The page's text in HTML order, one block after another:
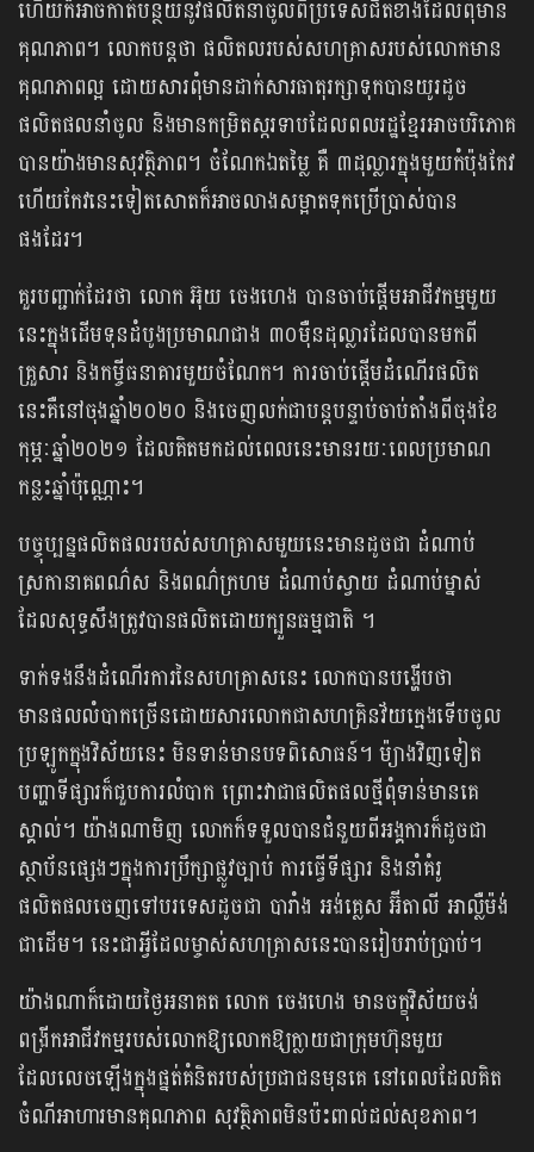
ហើយក៏អាចកាត់បន្ថយនូវផលិតនាំចូលពីប្រទេសជិតខាងដែលពុំមាន
គុណភាព។ លោកបន្តថា ផលិតលរបស់សហគ្រាសរបស់លោកមាន
គុណភាពល្អ ដោយសារពុំមានដាក់សារធាតុរក្សាទុកបានយូរដូច
ផលិតផលនាំចូល និងមានកម្រិតស្ករទាបដែលពលរដ្ឋខ្មែរអាចបរិភោគ
បានយ៉ាងមានសុវត្ថិភាព។ ចំណែកឯតម្លៃ គឺ ៣ដុល្លារក្នុងមួយកំប៉ុងកែវ
ហើយកែវនេះទៀតសោតក៏អាចលាងសម្អាតទុកប្រើប្រាស់បាន
ផងដែរ។
គួរបញ្ជាក់ដែរថា លោក អ៊ុយ ចេងហេង បានចាប់ផ្ដើមអាជីវកម្មមួយ
នេះក្នុងដើមទុនដំបូងប្រមាណជាង ៣០ម៉ឺនដុល្លារដែលបានមកពី
គ្រួសារ និងកម្ចីធនាគារមួយចំណែក។ ការចាប់ផ្ដើមដំណើរផលិត
នេះគឺនៅចុងឆ្នាំ២០២០ និងចេញលក់ជាបន្តបន្ទាប់ចាប់តាំងពីចុងខែ
កុម្ភៈឆ្នាំ២០២១ ដែលគិតមកដល់ពេលនេះមានរយៈពេលប្រមាណ
កន្លះឆ្នាំប៉ុណ្ណោះ។
បច្ចុប្បន្នផលិតផលរបស់សហគ្រាសមួយនេះមានដូចជា ដំណាប់
ស្រកានាគពណ៌ស និងពណ៌ក្រហម ដំណាប់ស្វាយ ដំណាប់ម្នាស់
ដែលសុទ្ធសឹងត្រូវបានផលិតដោយក្បួនធម្មជាតិ ។
ទាក់ទងនឹងដំណើរការនៃសហគ្រាសនេះ លោកបានបង្ហើបថា
មានផលលំបាកច្រើនដោយសារលោកជាសហគ្រិនវ័យក្មេងទើបចូល
ប្រឡូកក្នុងវិស័យនេះ មិនទាន់មានបទពិសោធន៍។ ម៉្យាងវិញទៀត
បញ្ហាទីផ្សារក៏ជួបការលំបាក ព្រោះវាជាផលិតផលថ្មីពុំទាន់មានគេ
ស្គាល់។ យ៉ាងណាមិញ លោកក៏ទទួលបានជំនួយពីអង្គការក៏ដូចជា
ស្ថាប័នផ្សេងៗក្នុងការប្រឹក្សាផ្លូវច្បាប់ ការធ្វើទីផ្សារ និងនាំគំរូ
ផលិតផលចេញទៅបរទេសដូចជា បារាំង អង់គ្លេស អ៊ីតាលី អាល្លឺម៉ង់
ជាដើម។ នេះជាអ្វីដែលម្ចាស់សហគ្រាសនេះបានរៀបរាប់ប្រាប់។
យ៉ាងណាក៏ដោយថ្ងៃអនាគត លោក ចេងហេង មានចក្ខុវិស័យចង់
ពង្រីកអាជីវកម្មរបស់លោកឱ្យលោកឱ្យក្លាយជាក្រុមហ៊ុនមួយ
ដែលលេចឡើងក្នុងផ្នត់គំនិតរបស់ប្រជាជនមុនគេ នៅពេលដែលគិត
ចំណីអាហារមានគុណភាព សុវត្ថិភាពមិនប៉ះពាល់ដល់សុខភាព។